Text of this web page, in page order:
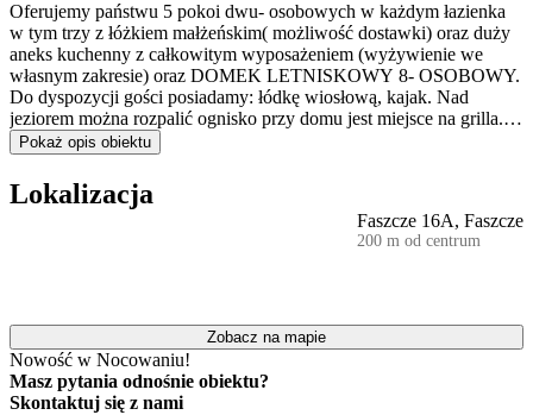
Oferujemy państwu 5 pokoi dwu- osobowych w każdym łazienka
w tym trzy z łóżkiem małżeńskim( możliwość dostawki) oraz duży
aneks kuchenny z całkowitym wyposażeniem (wyżywienie we
własnym zakresie) oraz DOMEK LETNISKOWY 8- OSOBOWY.
Do dyspozycji gości posiadamy: łódkę wiosłową, kajak. Nad
jeziorem można rozpalić ognisko przy domu jest miejsce na grilla.
Uważamy, iż jest to miejsce odpowiednie dla dwojga jak i rodzin z
kontem turystów jak np: Dni Mikołajek w Mikołajkach (6km) oraz
co weekend wszelkiego rodzaju zabawy. W Mrągowie (17km)
Pokaż opis obiektu
Lokalizacja
Faszcze 16A, Faszcze
200 m od centrum
Zobacz na mapie
Nowość w Nocowaniu!
Masz pytania odnośnie obiektu?
Skontaktuj się z nami